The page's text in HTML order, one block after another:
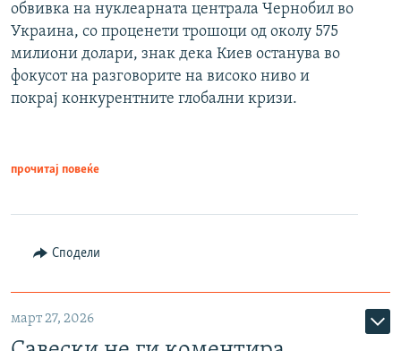
обвивка на нуклеарната централа Чернобил во
Украина, со проценети трошоци од околу 575
милиони долари, знак дека Киев останува во
фокусот на разговорите на високо ниво и
покрај конкурентните глобални кризи.
прочитај повеќе
Сподели
март 27, 2026